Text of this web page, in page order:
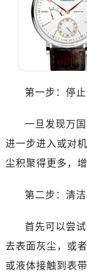
第一步：停止
一旦发现万
进一步进入或对
尘积聚得更多，
第二步：清
首先可以尝
去表面灰尘，或
或液体接触到表